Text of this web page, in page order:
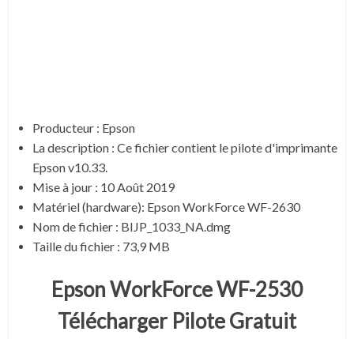
Producteur : Epson
La description : Ce fichier contient le pilote d'imprimante
Epson v10.33.
Mise à jour : 10 Août 2019
Matériel (hardware): Epson WorkForce WF-2630
Nom de fichier : BIJP_1033_NA.dmg
Taille du fichier : 73,9 MB
Epson WorkForce WF-2530
Télécharger Pilote Gratuit